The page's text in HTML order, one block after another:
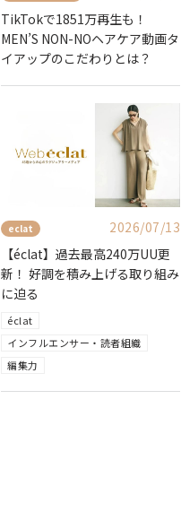
TikTokで1851万再生も！
MEN’S NON-NOヘアケア動画タ
イアップのこだわりとは？
eclat
2026/07/13
【éclat】過去最高240万UU更
新！ 好調を積み上げる取り組み
に迫る
éclat
インフルエンサー・読者組織
編集力